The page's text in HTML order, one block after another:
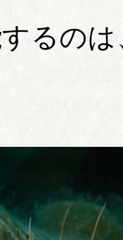
るの